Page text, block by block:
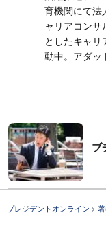
育機関にて法
ャリアコンサ
としたキャリ
動中。アダッ
ブ
プレジデントオンライン